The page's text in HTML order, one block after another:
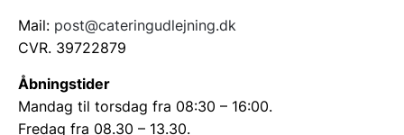
Mail: post@cateringudlejning.dk
CVR. 39722879
Åbningstider
Mandag til torsdag fra 08:30 – 16:00.
Fredag fra 08.30 – 13.30.